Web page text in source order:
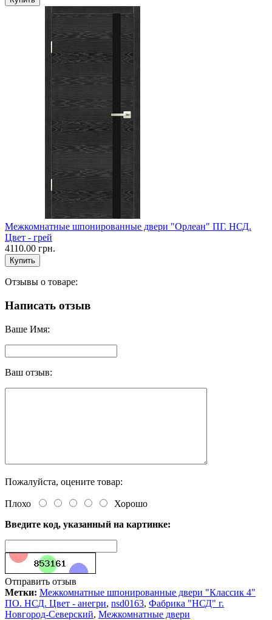
Межкомнатные шпонированные двери "Орлеан" ПГ. НСД.
Цвет - грей
4110.00 грн.
Отзывы о товаре:
Написать отзыв
Ваше Имя:
Ваш отзыв:
Пожалуйста, оцените товар:
Плохо
Хорошо
Введите код, указанный на картинке:
Отправить отзыв
Метки: Межкомнатные шпонированные двери "Классик 4"
ПО. НСД. Цвет - анегри, nsd0163, Фабрика "НСД" г.
Новгород-Северский, Межкомнатные двери